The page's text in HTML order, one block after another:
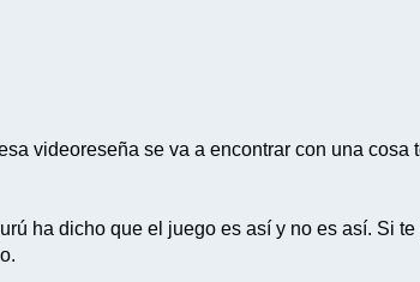
videoreseña se va a encontrar con una cosa
ha dicho que el juego es así y no es así. Si te